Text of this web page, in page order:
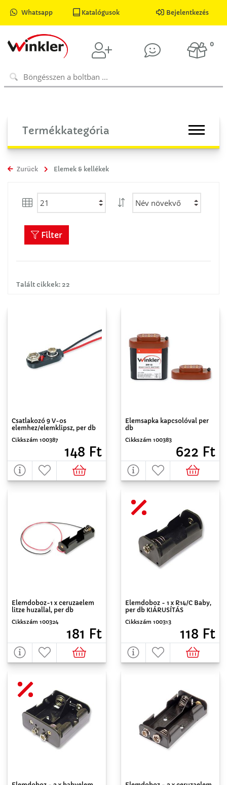
Whatsapp Katalógusok Bejelentkezés
0
Termékkategória
Zurück Elemek & kellékek
Talált cikkek: 22
Filter
Csatlakozó 9 V-os
elemhez/elemklipsz, per db
Cikkszám 100387
148 Ft
Elemsapka kapcsolóval per
db
Cikkszám 100383
622 Ft
Elemdoboz-1 x ceruzaelem
litze huzallal, per db
Cikkszám 100324
181 Ft
Elemdoboz - 1 x R14/C Baby,
per db KIÁRUSÍTÁS
Cikkszám 100313
118 Ft